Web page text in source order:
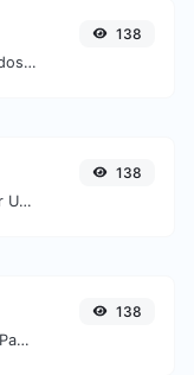
Obtenha detalhes aproximados de IP.
138
Analise detalhes de qualquer URL.
138
Gere um link de pagamento PayPal com facilidade.
138